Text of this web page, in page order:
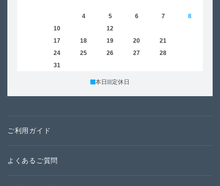
4 5 6 7
8
10 12
17 18 19 20 21
24 25 26 27 28
31
本日 定休日
ご利用ガイド
よくあるご質問